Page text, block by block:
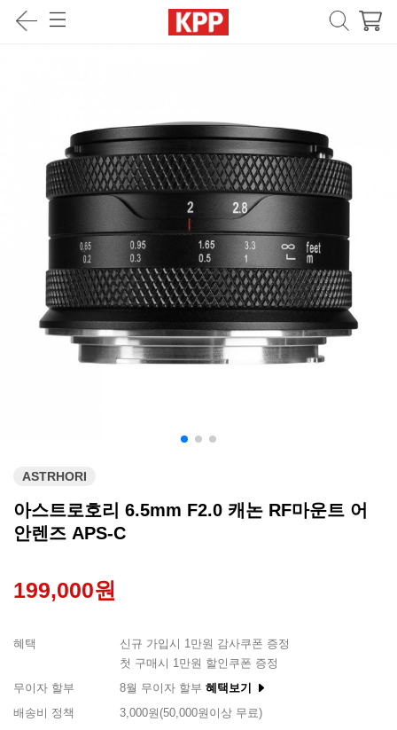
ASTRHORI
아스트로호리 6.5mm F2.0 캐논 RF마운트 어
안렌즈 APS-C
199,000원
혜택
신규 가입시 1만원 감사쿠폰 증정
첫 구매시 1만원 할인쿠폰 증정
무이자 할부
8월 무이자 할부 혜택보기
배송비 정책
3,000원(50,000원이상 무료)